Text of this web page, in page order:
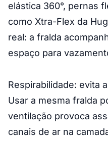
elástica 360°, pernas
como Xtra-Flex da
real: a fralda
espaço para
Respirabilidade: evita
Usar a mesma fralda
ventilação provoca
canais de ar na